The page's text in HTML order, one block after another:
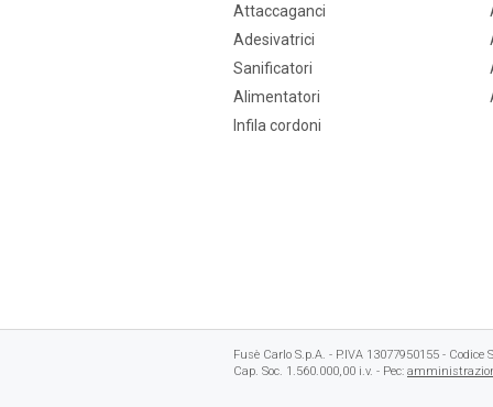
Attaccaganci
Adesivatrici
Sanificatori
Alimentatori
Infila cordoni
Fusè Carlo S.p.A. - P.IVA 13077950155 -
Cap. Soc. 1.560.000,00 i.v. - Pec: